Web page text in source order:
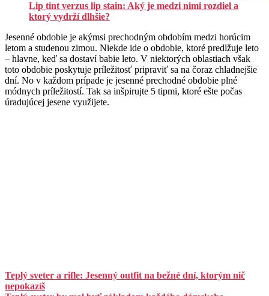
Lip tint verzus lip stain: Aký je medzi nimi rozdiel a
ktorý vydrží dlhšie?
Jesenné obdobie je akýmsi prechodným obdobím medzi horúcim
letom a studenou zimou. Niekde ide o obdobie, ktoré predlžuje leto
– hlavne, keď sa dostaví babie leto. V niektorých oblastiach však
toto obdobie poskytuje príležitosť pripraviť sa na čoraz chladnejšie
dní. No v každom prípade je jesenné prechodné obdobie plné
módnych príležitostí. Tak sa inšpirujte 5 tipmi, ktoré ešte počas
úradujúcej jesene využijete.
Teplý sveter a rifle: Jesenný outfit na bežné dní, ktorým nič
nepokazíš